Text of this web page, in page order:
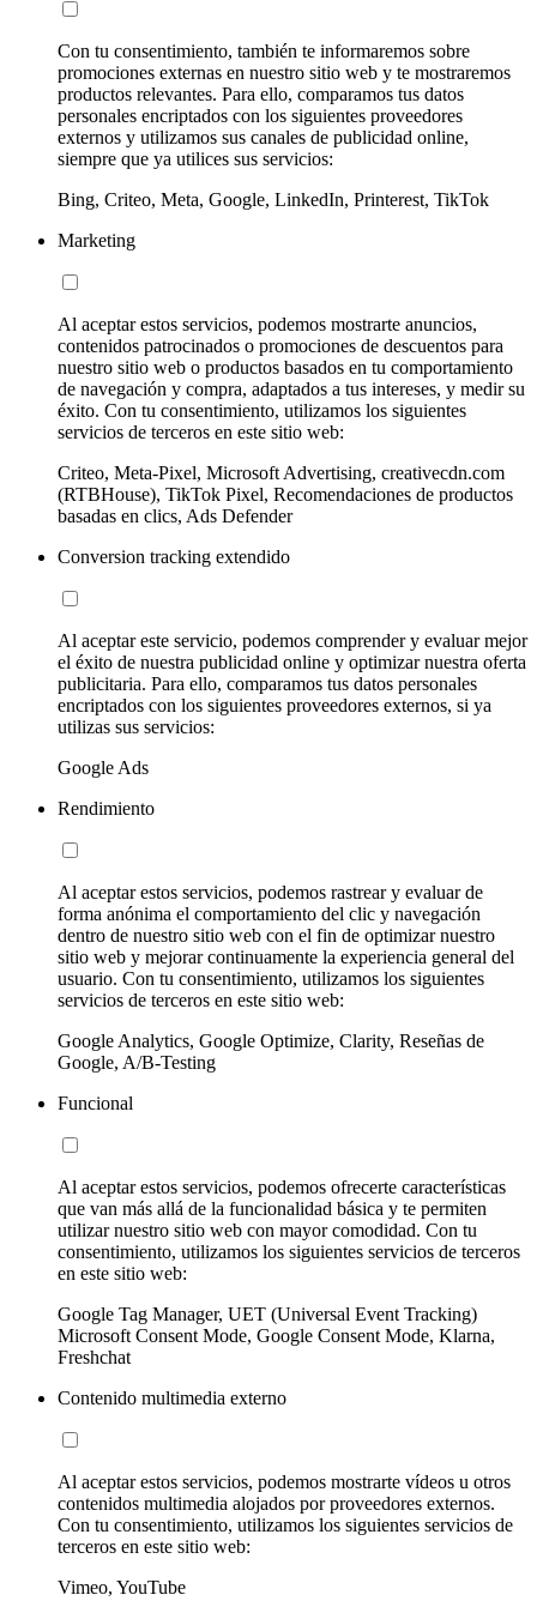
Con tu consentimiento, también te informaremos sobre
promociones externas en nuestro sitio web y te mostraremos
productos relevantes. Para ello, comparamos tus datos
personales encriptados con los siguientes proveedores
externos y utilizamos sus canales de publicidad online,
siempre que ya utilices sus servicios:
Bing, Criteo, Meta, Google, LinkedIn, Printerest, TikTok
Marketing
Al aceptar estos servicios, podemos mostrarte anuncios,
contenidos patrocinados o promociones de descuentos para
nuestro sitio web o productos basados en tu comportamiento
de navegación y compra, adaptados a tus intereses, y medir su
éxito. Con tu consentimiento, utilizamos los siguientes
servicios de terceros en este sitio web:
Criteo, Meta-Pixel, Microsoft Advertising, creativecdn.com
(RTBHouse), TikTok Pixel, Recomendaciones de productos
basadas en clics, Ads Defender
Conversion tracking extendido
Al aceptar este servicio, podemos comprender y evaluar mejor
el éxito de nuestra publicidad online y optimizar nuestra oferta
publicitaria. Para ello, comparamos tus datos personales
encriptados con los siguientes proveedores externos, si ya
utilizas sus servicios:
Google Ads
Rendimiento
Al aceptar estos servicios, podemos rastrear y evaluar de
forma anónima el comportamiento del clic y navegación
dentro de nuestro sitio web con el fin de optimizar nuestro
sitio web y mejorar continuamente la experiencia general del
usuario. Con tu consentimiento, utilizamos los siguientes
servicios de terceros en este sitio web:
Google Analytics, Google Optimize, Clarity, Reseñas de
Google, A/B-Testing
Funcional
Al aceptar estos servicios, podemos ofrecerte características
que van más allá de la funcionalidad básica y te permiten
utilizar nuestro sitio web con mayor comodidad. Con tu
consentimiento, utilizamos los siguientes servicios de terceros
en este sitio web:
Google Tag Manager, UET (Universal Event Tracking)
Microsoft Consent Mode, Google Consent Mode, Klarna,
Freshchat
Contenido multimedia externo
Al aceptar estos servicios, podemos mostrarte vídeos u otros
contenidos multimedia alojados por proveedores externos.
Con tu consentimiento, utilizamos los siguientes servicios de
terceros en este sitio web:
Vimeo, YouTube